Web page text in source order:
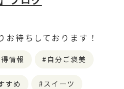
お待ちしております！
情報 自分ご褒美
すめ スイーツ